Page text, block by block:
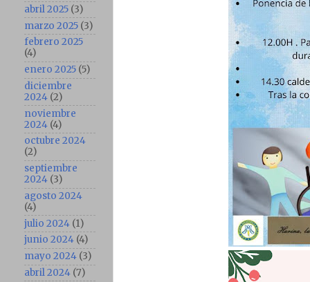
abril 2025 (3)
marzo 2025 (3)
febrero 2025
(4)
enero 2025 (5)
diciembre
2024 (2)
noviembre
2024 (4)
octubre 2024
(2)
septiembre
2024 (3)
agosto 2024
(4)
julio 2024 (1)
junio 2024 (4)
mayo 2024 (3)
abril 2024 (7)